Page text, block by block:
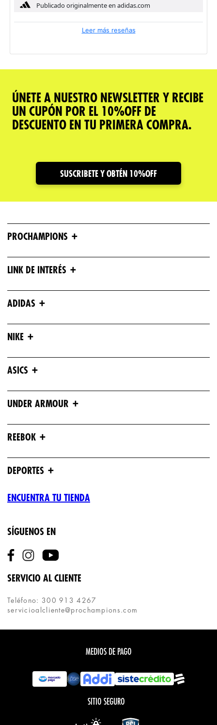
Publicado originalmente en adidas.com
Leer más reseñas
ÚNETE A NUESTRO NEWSLETTER Y RECIBE
UN CUPÓN POR EL 10%OFF DE
DESCUENTO EN TU PRIMERA COMPRA.
SUSCRIBETE Y OBTÉN 10%OFF
PROCHAMPIONS +
LINK DE INTERÉS +
ADIDAS +
NIKE +
ASICS +
UNDER ARMOUR +
REEBOK +
DEPORTES +
ENCUENTRA TU TIENDA
SÍGUENOS EN
SERVICIO AL CLIENTE
Teléfono: 300 913 4267
servicioalcliente@prochampions.com
MEDIOS DE PAGO
SITIO SEGURO